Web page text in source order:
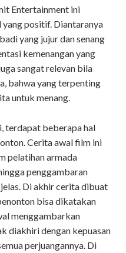
Entertainment ini
positif. Diantaranya
yang jujur dan senang
kemenangan yang
sangat relevan bila
bahwa yang terpenting
untuk menang.
terdapat beberapa hal
Cerita awal film ini
pelatihan armada
penggambaran
Di akhir cerita dibuat
bisa dikatakan
menggambarkan
diakhiri dengan kepuasan
perjuangannya. Di